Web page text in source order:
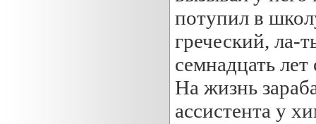
потупил в
греческий, ла-
семнадцать
На жизнь
ассистента у